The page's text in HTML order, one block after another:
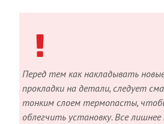
Перед тем как накладывать
прокладки на детали, следует
тонким слоем термопасты,
облегчить установку. Все